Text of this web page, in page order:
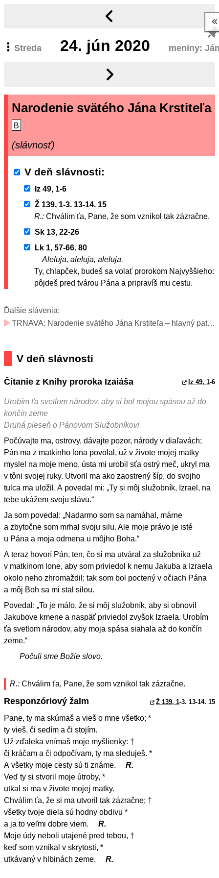
Streda 24. jún 2020 meniny:
Narodenie svätého Jána Krstiteľa
B
(slávnosť)
V deň slávnosti
Iz 49, 1-6
Ž 139, 1-3. 13-14. 15
R.: Chválim ťa, Pane, že som vznikol tak zázračne.
Sk 13, 22-26
Lk 1, 57-66. 80
Aleluja, aleluja, aleluja.
Ty, chlapček, budeš sa volať prorokom Najvyššieho:
pôjdeš pred tvárou Pána a pripravíš mu cestu.
Ďalšie slávenia:
TRNAVA: Narodenie svätého Jána Krstiteľa – hlavný patrón diecézy a titul katedrály (slávnosť)
V deň slávnosti
Čítanie z Knihy proroka Izaiáša Iz 49, 1-6
Urobím ťa svetlom národov, aby si bol mojou spásou až do
končín zeme
Druhá pieseň o Pánovom Služobníkovi
Počúvajte ma, ostrovy, dávajte pozor, národy v diaľavách;
Pán ma z matkinho lona povolal, už v živote mojej matky
myslel na moje meno, ústa mi urobil sťa ostrý meč, ukryl ma
v tôni svojej ruky. Utvoril ma ako zaostrený šíp, do svojho
tulca ma uložil. A povedal mi: „Ty si môj služobník, Izrael, na
tebe ukážem svoju slávu.“
Ja som povedal: „Nadarmo som sa namáhal, márne
a zbytočne som mrhal svoju silu. Ale moje právo je isté
u Pána a moja odmena u môjho Boha.“
A teraz hovorí Pán, ten, čo si ma utváral za služobníka už
v matkinom lone, aby som priviedol k nemu Jakuba a Izraela
okolo neho zhromaždil; tak som bol poctený v očiach Pána
a môj Boh sa mi stal silou.
Povedal: „To je málo, že si môj služobník, aby si obnovil
Jakubove kmene a naspäť priviedol zvyšok Izraela. Urobím
ťa svetlom národov, aby moja spása siahala až do končín
zeme.“
Počuli sme Božie slovo.
R.: Chválim ťa, Pane, že som vznikol tak zázračne.
Responzóriový žalm Ž 139, 1-3. 13-14. 15
Pane, ty ma skúmaš a vieš o mne všetko; *
ty vieš, či sedím a či stojím.
Už zďaleka vnímaš moje myšlienky: †
či kráčam a či odpočívam, ty ma sleduješ. *
A všetky moje cesty sú ti známe.
R.
Veď ty si stvoril moje útroby, *
utkal si ma v živote mojej matky.
Chválim ťa, že si ma utvoril tak zázračne; †
všetky tvoje diela sú hodny obdivu *
a ja to veľmi dobre viem.
R.
Moje údy neboli utajené pred tebou, †
keď som vznikal v skrytosti, *
utkávaný v hlbinách zeme.
R.